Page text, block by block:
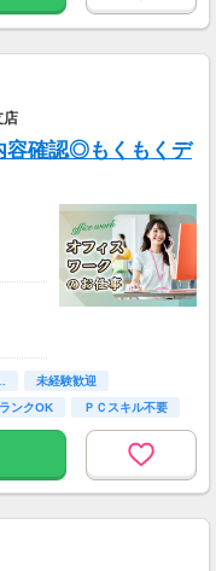
店
確認◎もくもくデ
未経験歓迎
ンクOK ＰＣスキル不要